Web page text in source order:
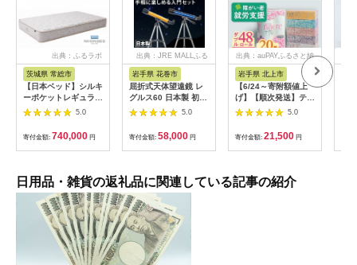
出典：ふるラボ
茨城県 常総市
【日本ベッド】シルキ
ーポケットレギュラー
11334 シングル 日本
ベッド シルキーポケ
ットレギュラー シン
グル 通気性 ロングセ
ラー 放湿性 ※沖縄
5.0
寄付金額: 740,000 円
出典：JRE MALLふる
さと納税
岩手県 花巻市
屈折式天体望遠鏡 レ
グルス60 日本製 初心
者用 スマホ撮影 (カラ
ー：オレンジ）
【1835-2】
5.0
寄付金額: 58,000 円
出典：auPAYふるさと納
岩手県 北上市
【6/24～寄附額値上
げ】【順次発送】ティ
ッシュペーパー 20箱
＆ トイレットロール
(ダブル) 48個 福祉施
設支援 日用品 常備品
備蓄品 box ちり紙 テ
ィッシュ パルプ
100％ 無香料 1箱
5.0
寄付金額: 21,500 円
日用品・雑貨の返礼品に関連している記事の紹介